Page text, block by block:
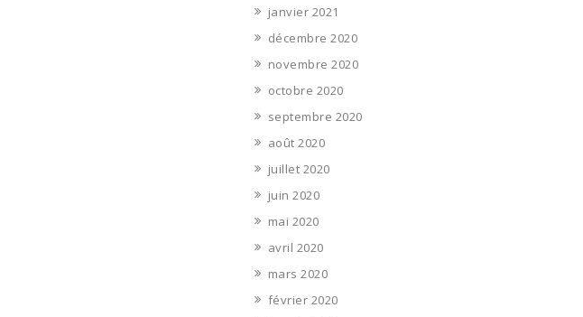
janvier 2021
décembre 2020
novembre 2020
octobre 2020
septembre 2020
août 2020
juillet 2020
juin 2020
mai 2020
avril 2020
mars 2020
février 2020